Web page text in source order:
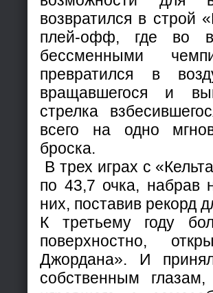
возвратился в строй
плей-офф, где во
бессменными
превратился в
вращавшегося и
стрелка
всего на одно
броска.
В трех играх с
по 43,7 очка, набрав
них, поставив рекорд
К третьему году
поверхностно,
Джордана». И
собственным